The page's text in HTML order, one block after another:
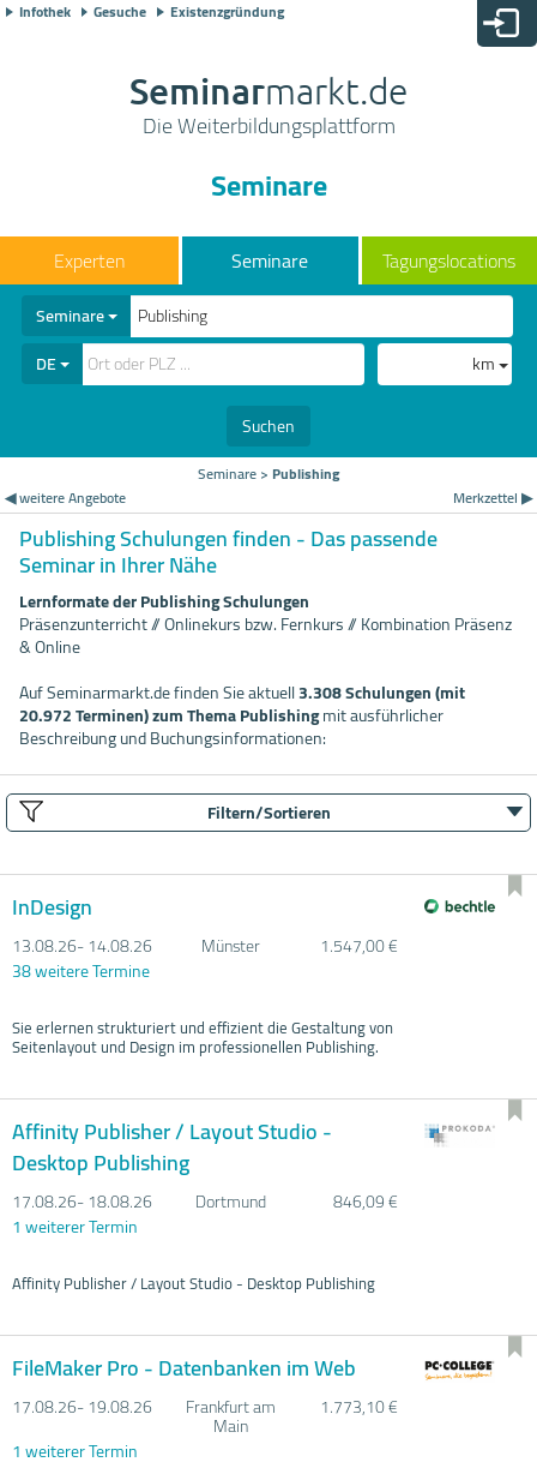
Infothek Gesuche Existenzgründung
Seminarmarkt.de
Die Weiterbildungsplattform
Seminare
Seminare Tagungslocations
Seminare
DE
km
Suchen
Seminare> Publishing
◀ weitere Angebote
Merkzettel ▶
Publishing Schulungen finden - Das passende
Seminar in Ihrer Nähe
Lernformate der Publishing Schulungen
Präsenzunterricht // Onlinekurs bzw. Fernkurs // Kombination Präsenz
& Online
Auf Seminarmarkt.de finden Sie aktuell3.308 Schulungen (mit
20.972 Terminen) zum Thema Publishingmit ausführlicher
Beschreibung und Buchungsinformationen:
Filtern/Sortieren
InDesign
13.08.26- 14.08.26 Münster
1.547,00 €
38 weitere Termine
Sie erlernen strukturiert und effizient die Gestaltung von
Seitenlayout und Design im professionellen Publishing.
Affinity Publisher / Layout Studio -
Desktop Publishing
17.08.26- 18.08.26 Dortmund
846,09 €
1 weiterer Termin
Affinity Publisher / Layout Studio - Desktop Publishing
FileMaker Pro - Datenbanken im Web
17.08.26- 19.08.26 Frankfurt am
Main
1.773,10 €
1 weiterer Termin